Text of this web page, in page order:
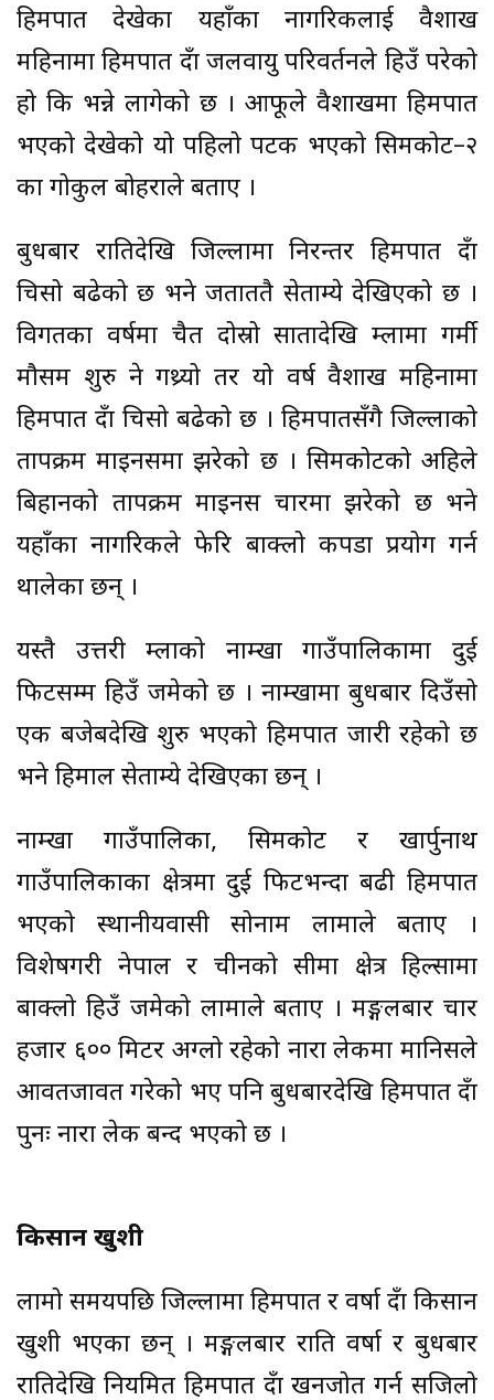
हिमपात देखेका यहाँका नागरिकलाई वैशाख
महिनामा हिमपात हुँदा जलवायु परिवर्तनले हिउँ परेको
हो कि भन्ने लागेको छ । आफूले वैशाखमा हिमपात
भएको देखेको यो पहिलो पटक भएको सिमकोट–२
का गोकुल बोहराले बताए ।
बुधबार रातिदेखि जिल्लामा निरन्तर हिमपात हुँदा
चिसो बढेको छ भने जताततै सेताम्ये देखिएको छ ।
विगतका वर्षमा चैत दोस्रो सातादेखि हुम्लामा गर्मी
मौसम शुरु हुने गथ्र्यो तर यो वर्ष वैशाख महिनामा
हिमपात हुँदा चिसो बढेको छ । हिमपातसँगै जिल्लाको
तापक्रम माइनसमा झरेको छ । सिमकोटको अहिले
बिहानको तापक्रम माइनस चारमा झरेको छ भने
यहाँका नागरिकले फेरि बाक्लो कपडा प्रयोग गर्न
थालेका छन् ।
यस्तै उत्तरी हुम्लाको नाम्खा गाउँपालिकामा दुई
फिटसम्म हिउँ जमेको छ । नाम्खामा बुधबार दिउँसो
एक बजेबदेखि शुरु भएको हिमपात जारी रहेको छ
भने हिमाल सेताम्ये देखिएका छन् ।
नाम्खा गाउँपालिका, सिमकोट र खार्पुनाथ
गाउँपालिकाका क्षेत्रमा दुई फिटभन्दा बढी हिमपात
भएको स्थानीयवासी सोनाम लामाले बताए ।
विशेषगरी नेपाल र चीनको सीमा क्षेत्र हिल्सामा
बाक्लो हिउँ जमेको लामाले बताए । मङ्गलबार चार
हजार ६०० मिटर अग्लो रहेको नारा लेकमा मानिसले
आवतजावत गरेको भए पनि बुधबारदेखि हिमपात हुँदा
पुनः नारा लेक बन्द भएको छ ।
किसान खुशी
लामो समयपछि जिल्लामा हिमपात र वर्षा हुँदा किसान
खुशी भएका छन् । मङ्गलबार राति वर्षा र बुधबार
रातिदेखि नियमित हिमपात हुँदा खनजोत गर्न सजिलो